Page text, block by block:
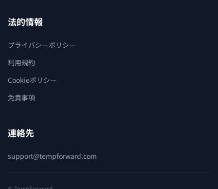
法的情報
プライバシーポリシー
利用規約
Cookieポリシー
免責事項
連絡先
support@tempforward.com